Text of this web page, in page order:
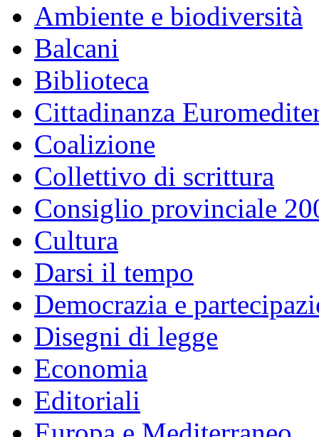
Ambiente e biodiversità
Balcani
Biblioteca
Cittadinanza
Coalizione
Collettivo di scrittura
Consiglio provinciale
Cultura
Darsi il tempo
Democrazia e
Disegni di legge
Economia
Editoriali